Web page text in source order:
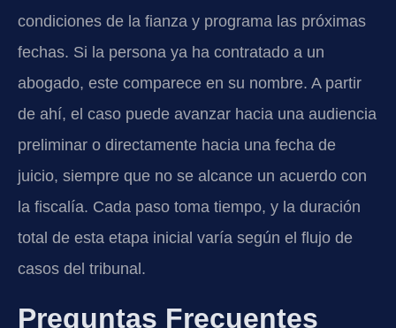
condiciones de la fianza y programa las próximas
fechas. Si la persona ya ha contratado a un
abogado, este comparece en su nombre. A partir
de ahí, el caso puede avanzar hacia una audiencia
preliminar o directamente hacia una fecha de
juicio, siempre que no se alcance un acuerdo con
la fiscalía. Cada paso toma tiempo, y la duración
total de esta etapa inicial varía según el flujo de
casos del tribunal.
Preguntas Frecuentes